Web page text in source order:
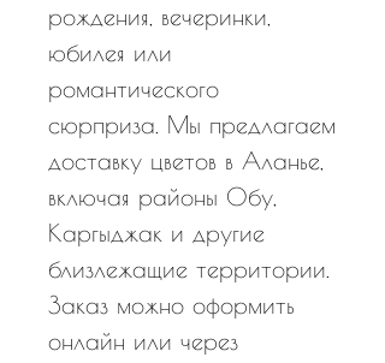
рождения, вечеринки,
юбилея или
романтического
сюрприза. Мы предлагаем
доставку цветов в Аланье,
включая районы Обу,
Каргыджак и другие
близлежащие территории.
Заказ можно оформить
онлайн или через